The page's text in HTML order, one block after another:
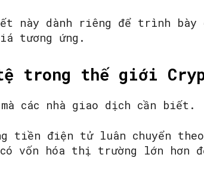
này dành riêng để trình
tương ứng.
trong thế giới
các nhà giao dịch cần biết.
điện tử luân chuyển theo
vốn hóa thị trường lớn hơn